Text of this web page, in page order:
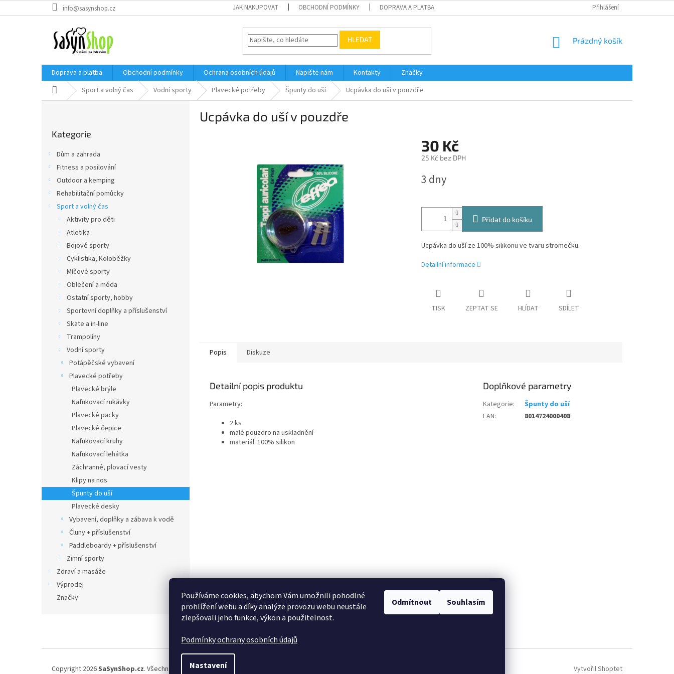
Používáme cookies, abychom Vám umožnili pohodlné
prohlížení webu a díky analýze provozu webu neustále
zlepšovali jeho funkce, výkon a použitelnost.
Podmínky ochrany osobních údajů
Nastavení
Odmítnout Souhlasím
na
info@sasynshop.cz JAK NAKUPOVAT OBCHODNÍ PODMÍNKY DOPRAVA A PLATBA Přihlášení
HLEDAT
NÁKUPNÍ
Prázdný košík
Doprava a platba Obchodní podmínky Ochrana osobních údajů Napište nám Kontakty
Značky
Domů Sport a volný čas Vodní sporty Plavecké potřeby Špunty do uší Ucpávka do uší v pouzdře
kategorie
Kategorie
Dům a zahrada
Fitness a posilování
Outdoor a kemping
Rehabilitační pomůcky
Sport a volný čas
Aktivity pro děti
Atletika
Bojové sporty
Cyklistika, Koloběžky
Míčové sporty
Oblečení a móda
Ostatní sporty, hobby
Sportovní doplňky a příslušenství
Skate a in-line
Trampolíny
Vodní sporty
Potápěčské vybavení
Plavecké potřeby
Plavecké brýle
Nafukovací rukávky
Plavecké packy
Plavecké čepice
Nafukovací kruhy
Nafukovací lehátka
Záchranné, plovací vesty
Klipy na nos
Špunty do uší
Plavecké desky
Vybavení, doplňky a zábava k vodě
Čluny + příslušenství
Paddleboardy + příslušenství
Zimní sporty
Zdraví a masáže
Výprodej
Značky
Ucpávka do uší v pouzdře
30 Kč
25 Kč bez DPH
cena:
3 dny
Přidat do košíku
Ucpávka do uší ze 100% silikonu ve tvaru stromečku.
Detailní informace
TISK ZEPTAT SE HLÍDAT SDÍLET
Popis Diskuze
Detailní popis produktu
Parametry:
2 ks
malé pouzdro na uskladnění
materiál: 100% silikon
Doplňkové parametry
Kategorie:
Špunty do uší
EAN: 8014724000408
Vytvořil Shoptet
Copyright 2026SaSynShop.cz. Všechna práva vyhrazena.Upravit nastavení cookies